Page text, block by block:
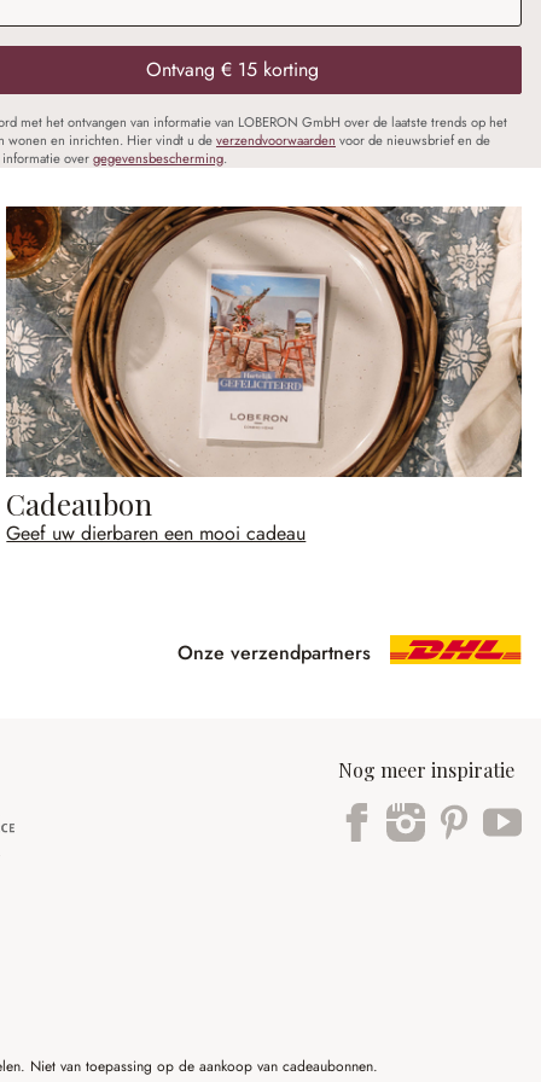
Ontvang € 15 korting
met het ontvangen van informatie van LOBERON GmbH over de laatste trends op het
wonen en inrichten. Hier vindt u deverzendvoorwaarden voor de nieuwsbrief en de
overgegevensbescherming.
Cadeaubon
Geef uw dierbaren een mooi cadeau
Onze verzendpartners
Nog meer inspiratie
Niet van toepassing op de aankoop van cadeaubonnen.